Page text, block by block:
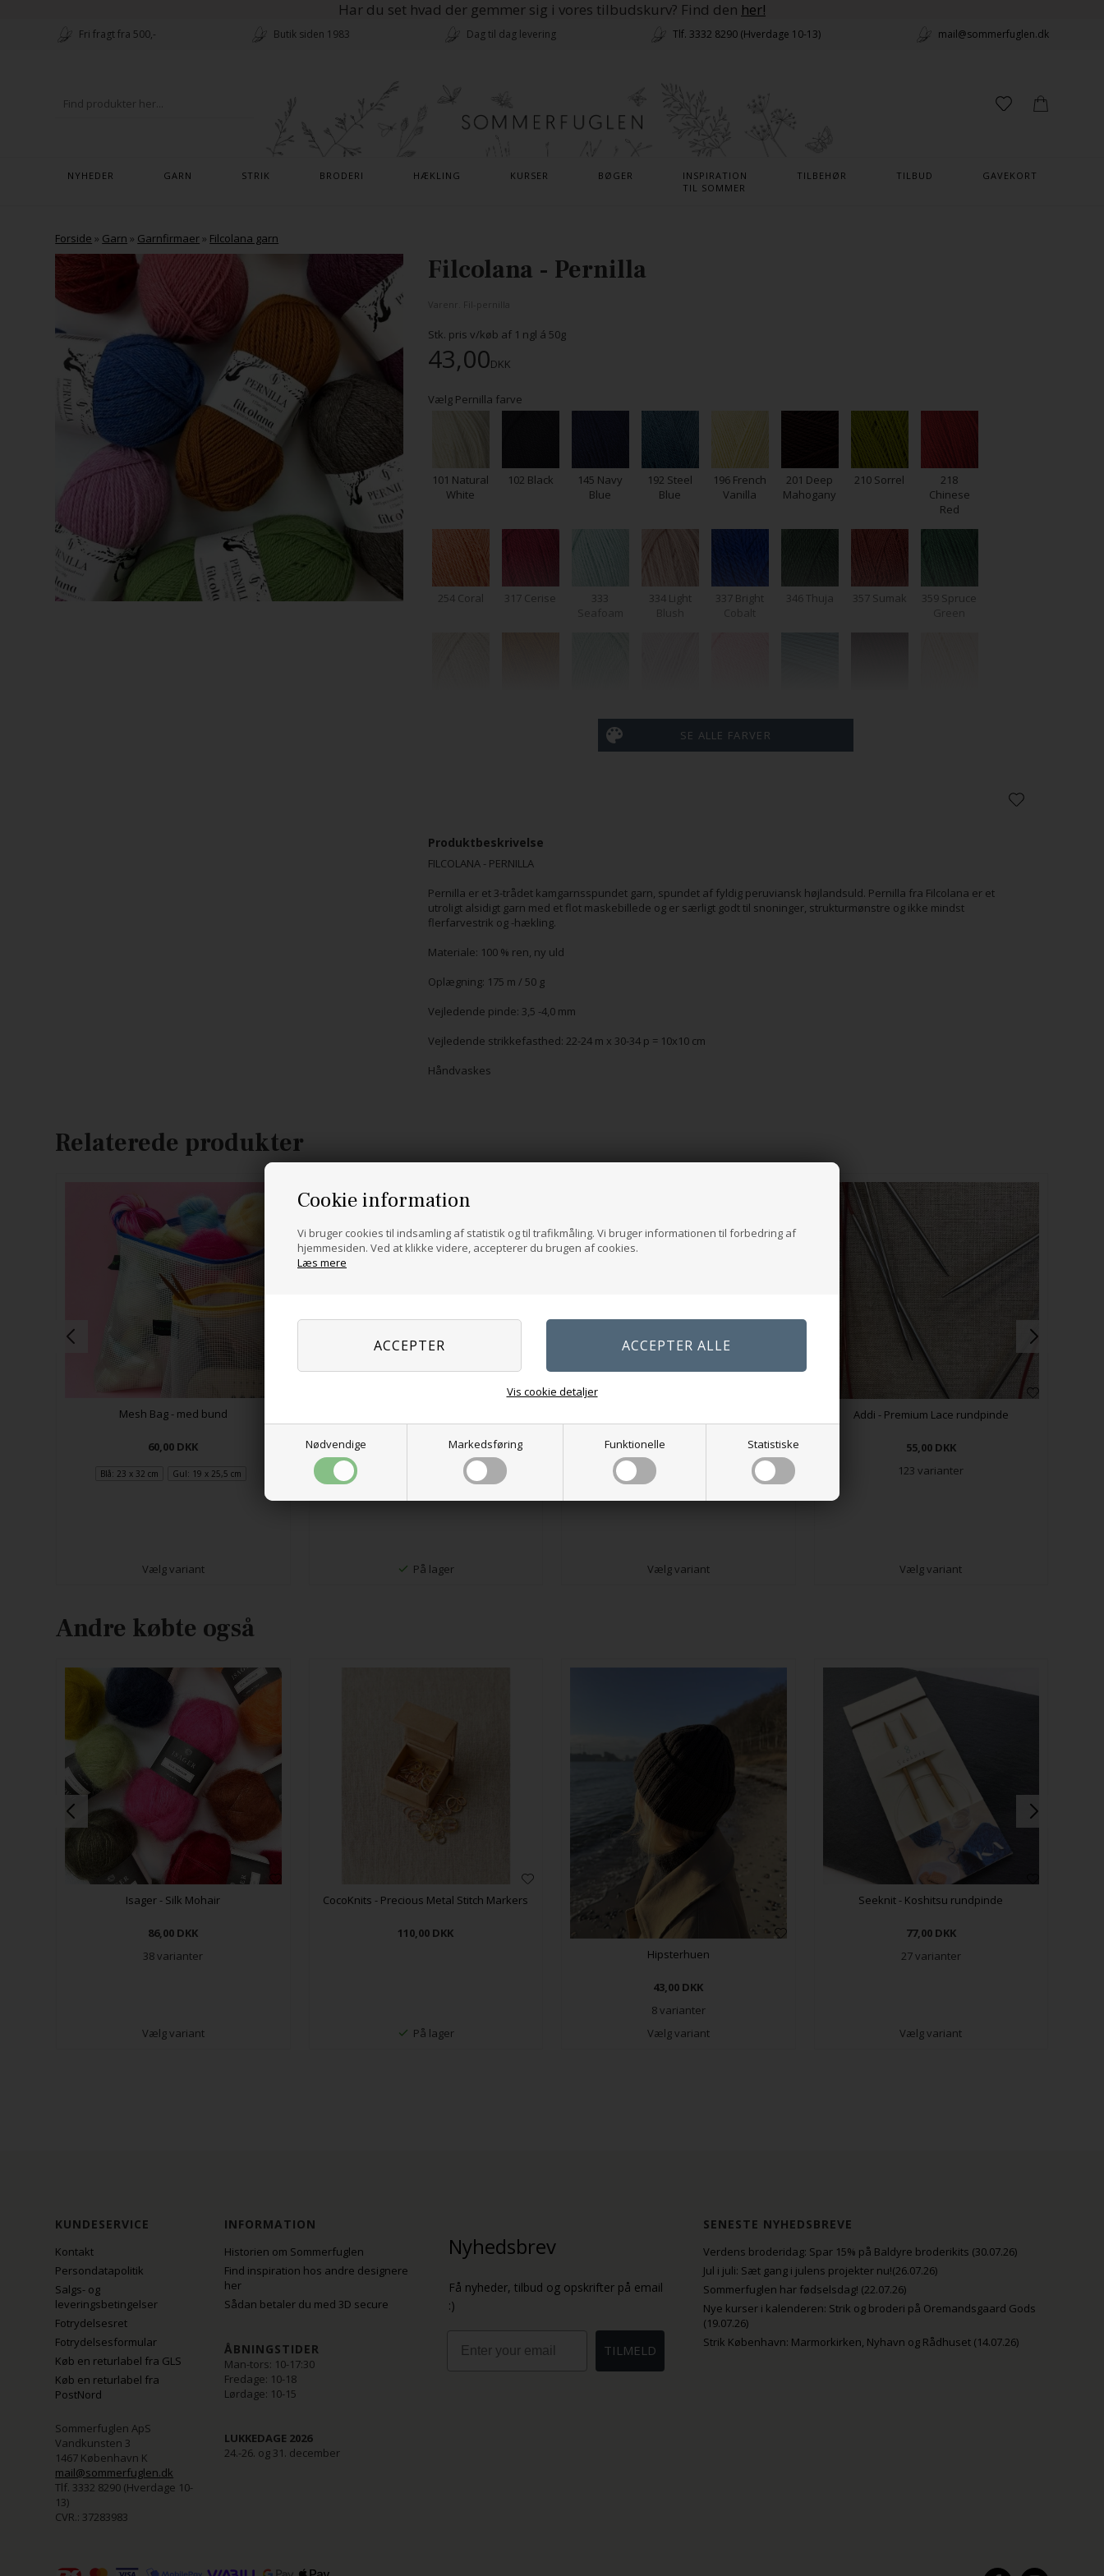
Har du set hvad der gemmer sig i vores tilbudskurv? Find den her!
Cookie information
Vi bruger cookies til indsamling af statistik og til trafikmåling. Vi bruger informationen til forbedring af
hjemmesiden. Ved at klikke videre, accepterer du brugen af cookies.
Læs mere
Nødvendige Markedsføring Funktionelle Statistiske
Vis cookie detaljer
Fri fragt fra 500,- Butik siden 1983 Dag til dag levering Tlf. 3332 8290 (Hverdage 10-13) mail@sommerfuglen.dk
NYHEDER GARN STRIK BRODERI HÆKLING KURSER BØGER
INSPIRATION
TIL SOMMER
TILBEHØR TILBUD GAVEKORT
Forside » Garn » Garnfirmaer» Filcolana garn
Filcolana - Pernilla
Stk. pris v/køb af 1 ngl á 50g
43,00DKK
Vælg Pernilla farve
101 Natural
White
102 Black
145 Navy
Blue
192 Steel
Blue
196 French
Vanilla
201 Deep
Mahogany
210 Sorrel
218
Chinese
Red
254 Coral 317 Cerise
333
Seafoam
334 Light
Blush
337 Bright
Cobalt
346 Thuja 357 Sumak
359 Spruce
Eucalyptus
Purple
Flamingo
Mist
815
Lavendar
817
Cinnamon
818
819
820
821
822 Willow 823 Juniper
Green
Tropical
Medium
Charcoal
Light Grey
Chocolate
Marzipan
SE ALLE FARVER
Produktbeskrivelse
FILCOLANA - PERNILLA
Pernilla er et 3-trådet kamgarnsspundet garn, spundet af fyldig peruviansk højlandsuld. Pernilla fra Filcolana er et
utroligt alsidigt garn med et flot maskebillede og er særligt godt til snoninger, strukturmønstre og ikke mindst
flerfarvestrik og -hækling.
Materiale: 100 % ren, ny uld
Oplægning: 175 m / 50 g
Vejledende pinde: 3,5 -4,0 mm
Vejledende strikkefasthed: 22-24 m x 30-34 p = 10x10 cm
Håndvaskes
Relaterede produkter
Mesh Bag - med bund
60,00 DKK
Blå: 23 x 32 cm Gul: 19 x 25,5 cm
Vælg variant
DKK
På lager
6,00
38 varianter
Vælg variant
Addi - Premium Lace rundpinde
55,00 DKK
123 varianter
Vælg variant
Andre købte også
Isager - Silk Mohair
86,00 DKK
38 varianter
Vælg variant
CocoKnits - Precious Metal Stitch Markers
110,00 DKK
På lager
Hipsterhuen
43,00 DKK
8 varianter
Vælg variant
Seeknit - Koshitsu rundpinde
77,00 DKK
27 varianter
Vælg variant
KUNDESERVICE
Kontakt
Persondatapolitik
Salgs- og
leveringsbetingelser
Fotrydelsesret
Fotrydelsesformular
Køb en returlabel fra GLS
Køb en returlabel fra
PostNord
Sommerfuglen ApS
Vandkunsten 3
1467 København K
mail@sommerfuglen.dk
Tlf. 3332 8290 (Hverdage 10-
13)
CVR.: 37283983
INFORMATION
Historien om Sommerfuglen
Find inspiration hos andre designere
her
Sådan betaler du med 3D secure
ÅBNINGSTIDER
Man-tors: 10-17:30
Fredage: 10-18
Lørdage: 10-15
LUKKEDAGE 2026
24.-26. og 31. december
Nyhedsbrev
Få nyheder, tilbud og opskrifter på email
:)
TILMELD
SENESTE NYHEDSBREVE
Verdens broderidag: Spar 15% på Baldyre broderikits (30.07.26)
Jul i juli: Sæt gang i julens projekter nu!(26.07.26)
Sommerfuglen har fødselsdag! (22.07.26)
Nye kurser i kalenderen: Strik og broderi på Oremandsgaard Gods
(19.07.26)
Strik København: Marmorkirken, Nyhavn og Rådhuset (14.07.26)